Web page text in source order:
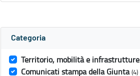
Categoria
Territorio, mobilità e infrastrutture
Comunicati stampa della Giunta (4)